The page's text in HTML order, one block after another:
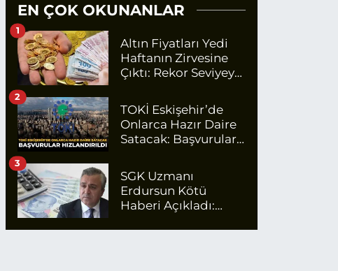
EN ÇOK OKUNANLAR
Altın Fiyatları Yedi
Haftanın Zirvesine
Çıktı: Rekor Seviyeye
1
TOKİ Eskişehir’de
Onlarca Hazır Daire
Satacak: Başvurular
2
SGK Uzmanı
Erdursun Kötü
Haberi Açıkladı:
İçin Net Rakam
3